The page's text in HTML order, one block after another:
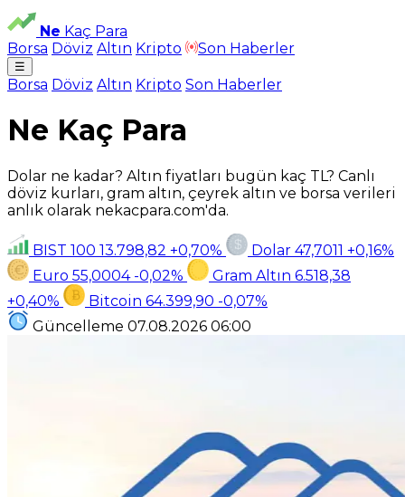
Ne Kaç Para
Borsa Döviz Altın Kripto Son Haberler
☰
Borsa Döviz Altın Kripto Son Haberler
Ne Kaç Para
Dolar ne kadar? Altın fiyatları bugün kaç TL? Canlı
döviz kurları, gram altın, çeyrek altın ve borsa verileri
anlık olarak nekacpara.com'da.
BIST 100 13.798,82 +0,70% Dolar 47,7011 +0,16%
Euro 55,0004 -0,02% Gram Altın 6.518,38
+0,40%
Bitcoin 64.399,90 -0,07%
Güncelleme 07.08.2026 06:00